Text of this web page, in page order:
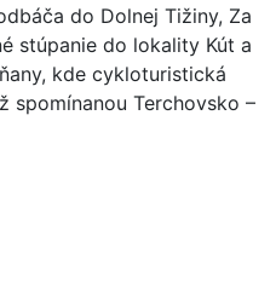
do Dolnej Tižiny, Za
stúpanie do lokality Kút a
kde cykloturistická
spomínanou Terchovsko –